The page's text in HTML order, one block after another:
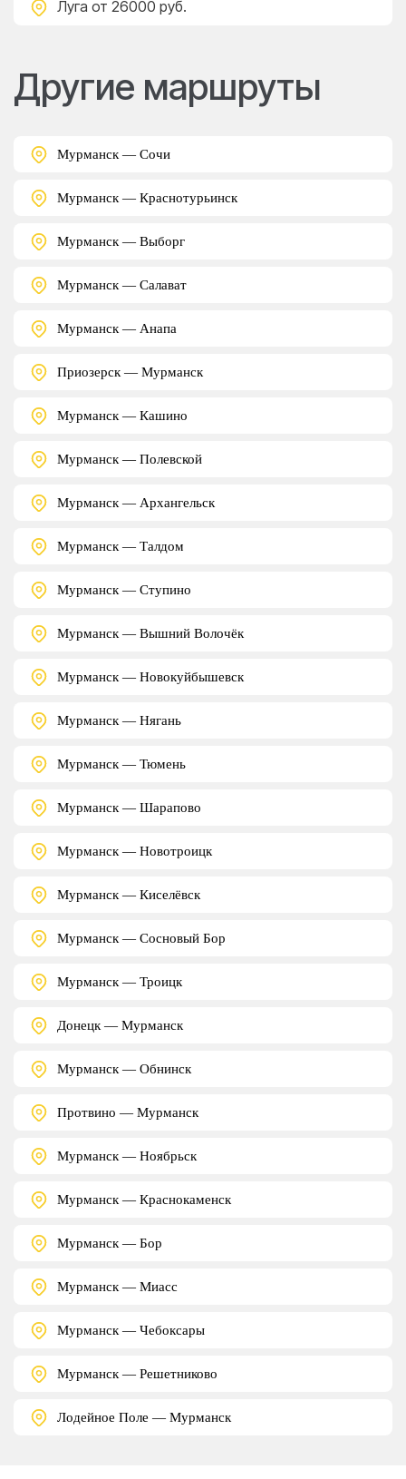
Луга от 26000 руб.
Другие маршруты
Мурманск — Сочи
Мурманск — Краснотурьинск
Мурманск — Выборг
Мурманск — Салават
Мурманск — Анапа
Приозерск — Мурманск
Мурманск — Кашино
Мурманск — Полевской
Мурманск — Архангельск
Мурманск — Талдом
Мурманск — Ступино
Мурманск — Вышний Волочёк
Мурманск — Новокуйбышевск
Мурманск — Нягань
Мурманск — Тюмень
Мурманск — Шарапово
Мурманск — Новотроицк
Мурманск — Киселёвск
Мурманск — Сосновый Бор
Мурманск — Троицк
Донецк — Мурманск
Мурманск — Обнинск
Протвино — Мурманск
Мурманск — Ноябрьск
Мурманск — Краснокаменск
Мурманск — Бор
Мурманск — Миасс
Мурманск — Чебоксары
Мурманск — Решетниково
Лодейное Поле — Мурманск